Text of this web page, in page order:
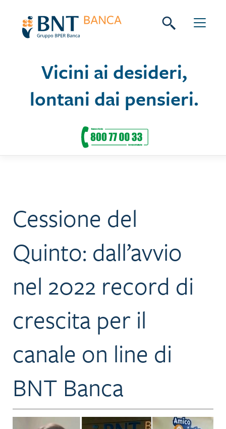
Vicini ai desideri,
lontani dai pensieri.
Seguici su:
Cessione del
Quinto: dall’avvio
nel 2022 record di
crescita per il
canale on line di
BNT Banca